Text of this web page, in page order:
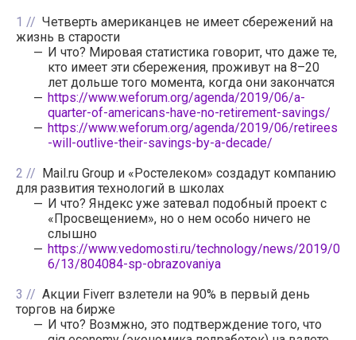
1
Четверть американцев не имеет сбережений на
жизнь в старости
И что? Мировая статистика говорит, что даже те,
кто имеет эти сбережения, проживут на 8–20
лет дольше того момента, когда они закончатся
https://www.weforum.org/agenda/2019/06/a-
quarter-of-americans-have-no-retirement-savings/
https://www.weforum.org/agenda/2019/06/retirees
-will-outlive-their-savings-by-a-decade/
2
Mail.ru Group и «Ростелеком» создадут компанию
для развития технологий в школах
И что? Яндекс уже затевал подобный проект с
«Просвещением», но о нем особо ничего не
слышно
https://www.vedomosti.ru/technology/news/2019/0
6/13/804084-sp-obrazovaniya
3
Акции Fiverr взлетели на 90% в первый день
торгов на бирже
И что? Возмжно, это подтверждение того, что